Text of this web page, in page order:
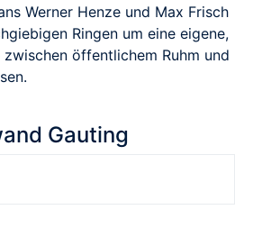
Werner Henze und Max Frisch
Ringen um eine eigene,
öffentlichem Ruhm und
Gauting